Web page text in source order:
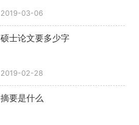
2019-03-06
硕士论文要多少字
2019-02-28
摘要是什么